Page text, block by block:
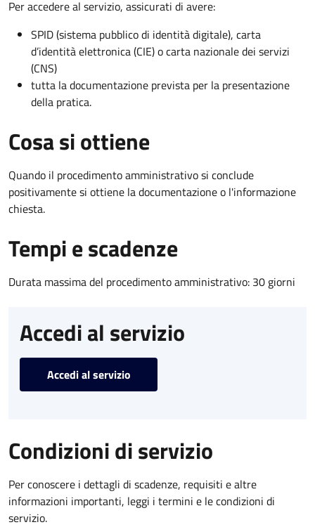
Per accedere al servizio, assicurati di avere:
SPID (sistema pubblico di identità digitale), carta
d’identità elettronica (CIE) o carta nazionale dei servizi
(CNS)
tutta la documentazione prevista per la presentazione
della pratica.
Cosa si ottiene
Quando il procedimento amministrativo si conclude
positivamente si ottiene la documentazione o l'informazione
chiesta.
Tempi e scadenze
Durata massima del procedimento amministrativo: 30 giorni
Accedi al servizio
Accedi al servizio
Condizioni di servizio
Per conoscere i dettagli di scadenze, requisiti e altre
informazioni importanti, leggi i termini e le condizioni di
servizio.